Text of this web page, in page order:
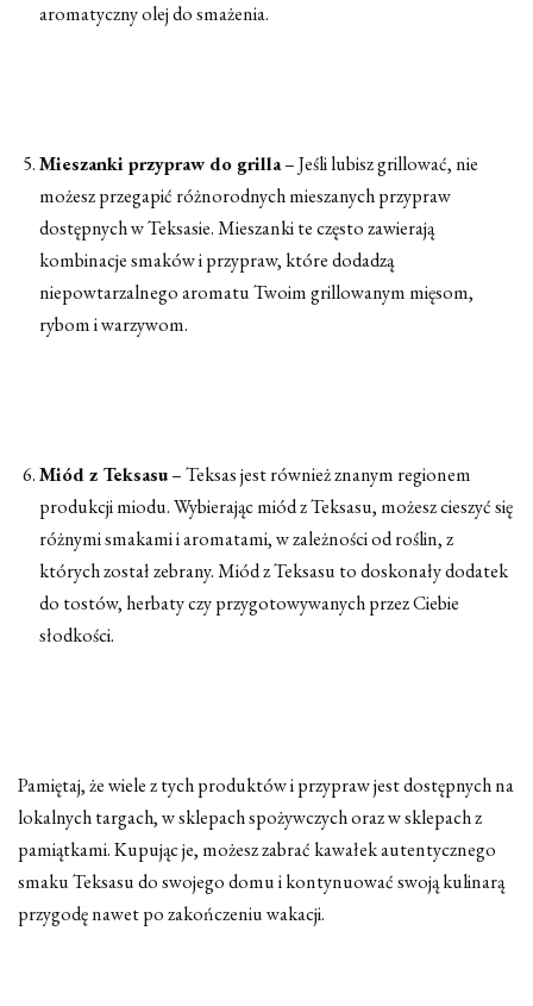
aromatyczny olej do smażenia.
Mieszanki przypraw do grilla– Jeśli lubisz grillować, nie
możesz przegapić różnorodnych mieszanych przypraw
dostępnych w Teksasie. Mieszanki te często zawierają
kombinacje smaków i przypraw, które dodadzą
niepowtarzalnego aromatu Twoim grillowanym mięsom,
rybom i warzywom.
Miód z Teksasu– Teksas jest również znanym regionem
produkcji miodu. Wybierając miód z Teksasu, możesz cieszyć się
różnymi smakami i aromatami, w zależności od roślin, z
których został zebrany. Miód z Teksasu to doskonały dodatek
do tostów, herbaty czy przygotowywanych przez Ciebie
słodkości.
Pamiętaj, że wiele z tych produktów i przypraw jest dostępnych na
lokalnych targach, w sklepach spożywczych oraz w sklepach z
pamiątkami. Kupując je, możesz zabrać kawałek autentycznego
smaku Teksasu do swojego domu i kontynuować swoją kulinarą
przygodę nawet po zakończeniu wakacji.